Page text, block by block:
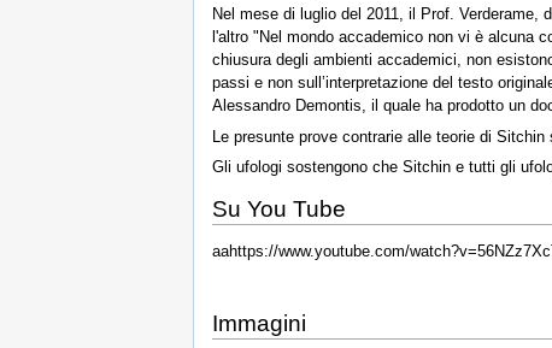
Nel mese di luglio del 2011, il Prof.
l'altro "Nel mondo accademico non vi è alcuna
chiusura degli ambienti accademici, non
passi e non sull’interpretazione del testo
Alessandro Demontis, il quale ha prodotto un
Le presunte prove contrarie alle teorie di
Gli ufologi sostengono che Sitchin e tutti gli
Su You Tube
aahttps://www.youtube.com/
Immagini